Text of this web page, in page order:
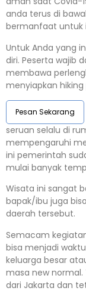
anda terus di
bermanfaat untuk
Untuk Anda yang
diri. Peserta wajib
membawa
menyiapkan
Pesan Sekarang
seruan selalu di
mempengaruhi
ini pemerintah
mulai banyak
Wisata ini sangat
bapak/ibu juga
daerah tersebut.
Semacam
bisa menjadi
keluarga besar
masa new
dari Jakarta dan